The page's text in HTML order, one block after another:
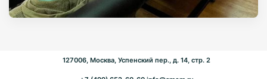
127006, Москва, Успенский пер., д. 14, стр. 2